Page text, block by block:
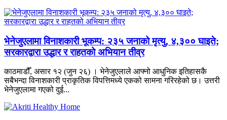
भेनेजुएलामा विनाशकारी भूकम्प: २३५ जनाको मृत्यु, ४,३०० घाइते;
सरकारद्वारा उद्धार र राहतको अभियान तीव्र
काठमाडौँ, असार १२ (जुन २६) । भेनेजुएलाले आफ्नो आधुनिक इतिहासकै
सबैभन्दा विनाशकारी प्राकृतिक विपत्तिमध्ये एकको सामना गरिरहेको छ। उत्तरी
भेनेजुएलामा गएको दुई...